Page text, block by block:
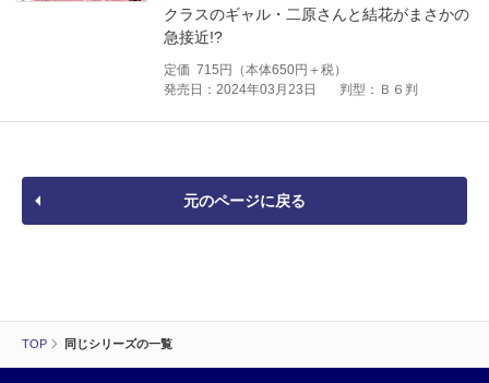
TOP 同じシリーズの一覧
クラスのギャル・二原さんと結花がまさかの
急接近!?
定価 715 円（本体650円＋税）
発売日：2024年03月23日
判型：Ｂ６判
元のページに戻る